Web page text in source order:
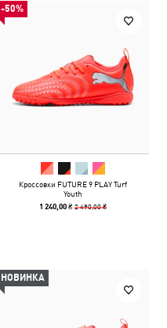
-50%
Кроссовки FUTURE 9 PLAY Turf
Youth
1 240,00 ₴2 490,00 ₴
НОВИНКА